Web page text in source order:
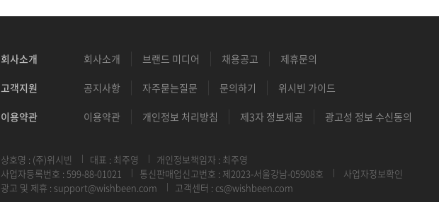
회사소개 회사소개 브랜드 미디어 채용공고 제휴문의
고객지원 공지사항 자주묻는질문 문의하기 위시빈 가이드
이용약관 이용약관 개인정보 처리방침 제3자 정보제공 광고성 정보 수신동의
상호명 : (주)위시빈 대표 : 최주영
개인정보책임자 : 최주영
사업자등록번호 : 599-88-01021
통신판매업신고번호 : 제2023-서울강남-05908호
사업자정보확인
광고 및 제휴 : support@wishbeen.com 고객센터 : cs@wishbeen.com